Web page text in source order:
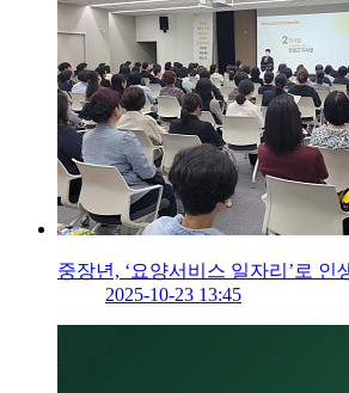
중장년, ‘요양서비스 일자리’로 인
2025-10-23 13:45